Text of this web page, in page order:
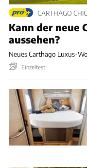
CARTHAGO
Kann der neue
aussehen?
Neues Carthago Luxus-
Einzeltest